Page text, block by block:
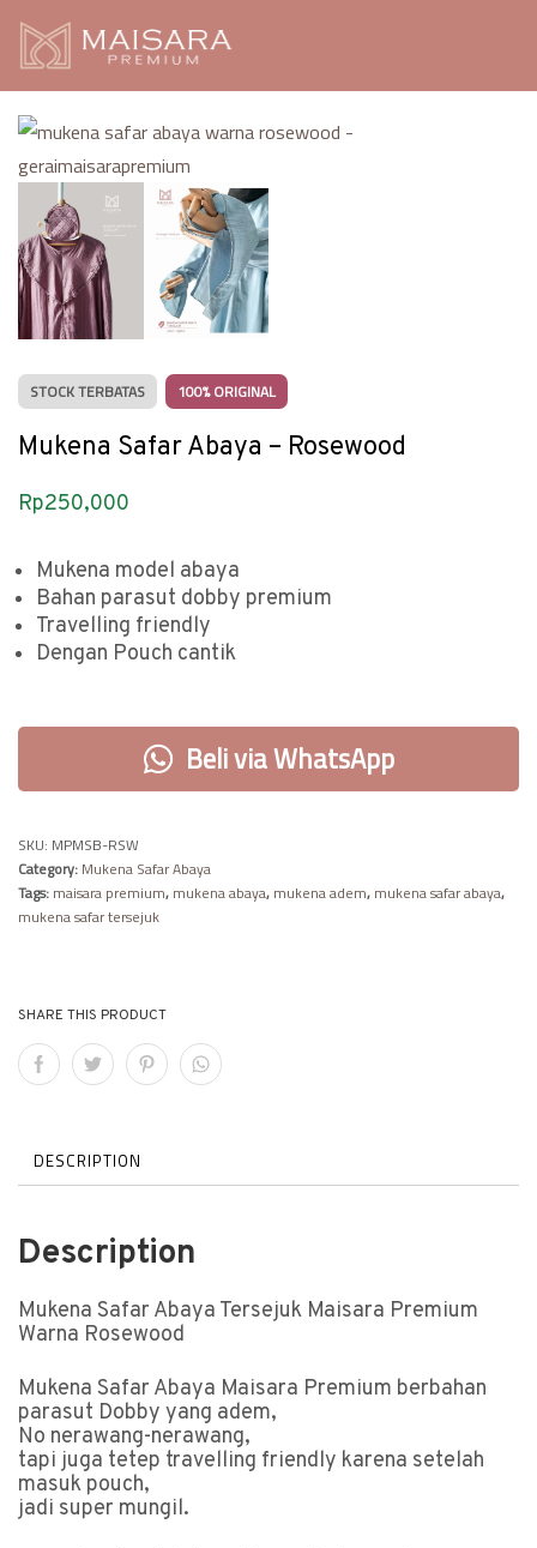
STOCK TERBATAS 100% ORIGINAL
Mukena Safar Abaya – Rosewood
Rp250,000
Mukena model abaya
Bahan parasut dobby premium
Travelling friendly
Dengan Pouch cantik
Beli via WhatsApp
SKU: MPMSB-RSW
Category: Mukena Safar Abaya
Tags: maisara premium, mukena abaya, mukena adem, mukena safar abaya,
mukena safar tersejuk
SHARE THIS PRODUCT
DESCRIPTION
Description
Mukena Safar Abaya Tersejuk Maisara Premium
Warna Rosewood
Mukena Safar Abaya Maisara Premium berbahan
parasut Dobby yang adem,
No nerawang-nerawang,
tapi juga tetep travelling friendly karena setelah
masuk pouch,
jadi super mungil.